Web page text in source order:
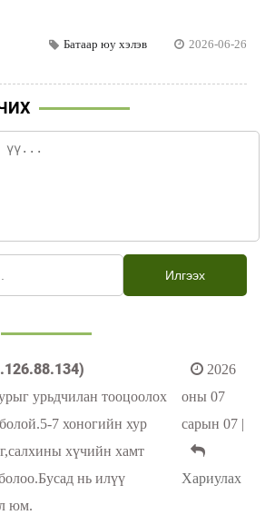
Батаар юу хэлэв 2026-06-26
Илгээх
урьдчилан тооцоолох
7 хоногийн хур
хүчийн хамт
нь илүү
юм.
2026
оны 07
сарын 07 |
Хариулах